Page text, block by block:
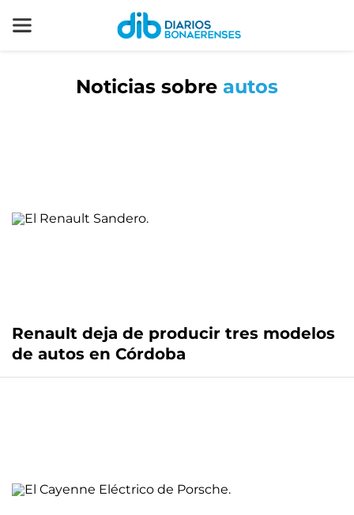
Noticias sobre autos
Renault deja de producir tres modelos
de autos en Córdoba